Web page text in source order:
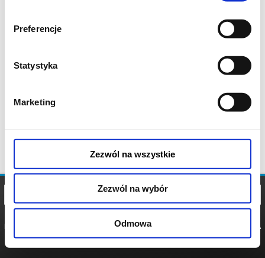
Preferencje
Statystyka
Marketing
Zezwól na wszystkie
Zezwól na wybór
Odmowa
POLITYKA
POLITYKA